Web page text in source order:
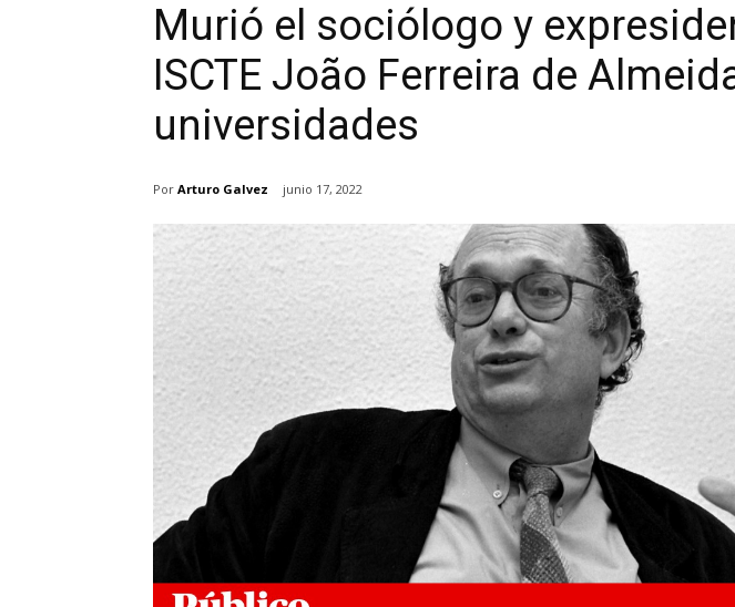
Murió el sociólogo y
ISCTE João Ferreira de
universidades
Por Arturo Galvez junio 17, 2022